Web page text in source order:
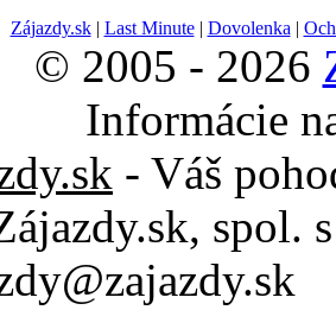
Zájazdy.sk| Last Minute| Dovolenka|
© 2005 - 2026
Informácie
- Váš
spol.